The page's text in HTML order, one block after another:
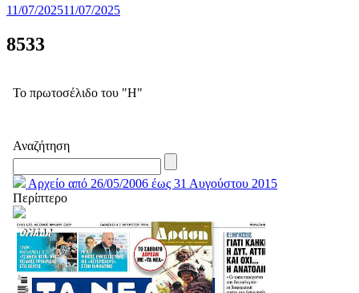
11/07/202511/07/2025
8533
Το πρωτοσέλιδο του "Η"
Αναζήτηση
Αρχείο από 26/05/2006 έως 31 Αυγούστου 2015
Περίπτερο